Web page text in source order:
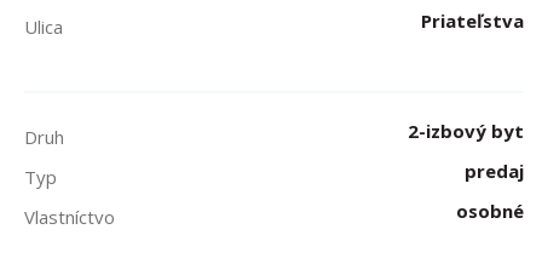
Ulica
Priateľstva
Druh
2-izbový byt
Typ
predaj
Vlastníctvo
osobné